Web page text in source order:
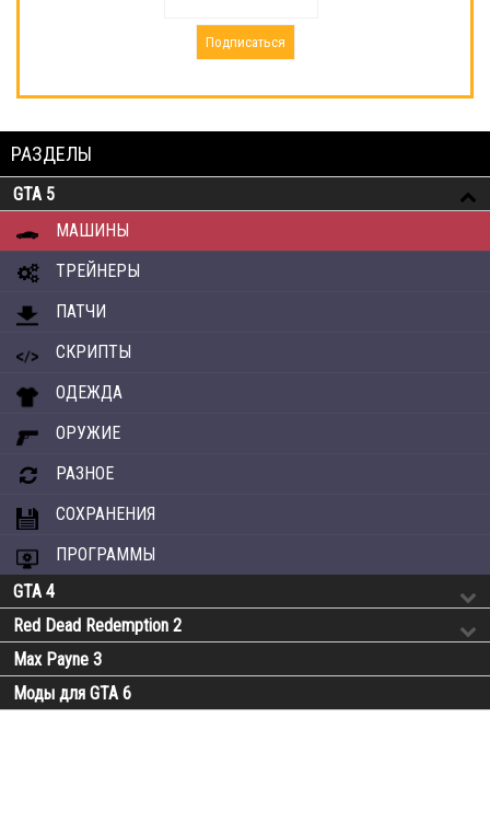
РАЗДЕЛЫ
GTA 5
МАШИНЫ
ТРЕЙНЕРЫ
ПАТЧИ
СКРИПТЫ
ОДЕЖДА
ОРУЖИЕ
РАЗНОЕ
СОХРАНЕНИЯ
ПРОГРАММЫ
GTA 4
Red Dead Redemption 2
Max Payne 3
Моды для GTA 6